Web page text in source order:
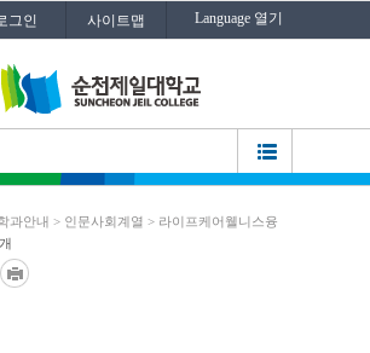
그인 사이트맵 Language 열기
과안내 > 인문사회계열 > 라이프케어웰니스융